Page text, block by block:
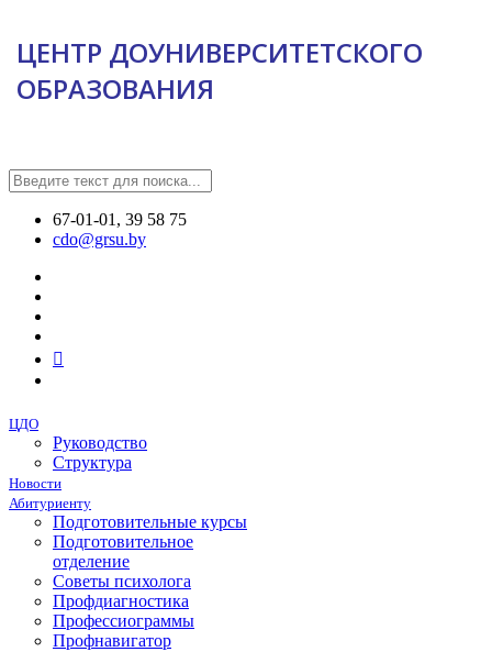
ЦЕНТР ДОУНИВЕРСИТЕТСКОГО
ОБРАЗОВАНИЯ
67-01-01, 39 58 75
cdo@grsu.by
ЦДО
Руководство
Структура
Новости
Абитуриенту
Подготовительные курсы
Подготовительное
отделение
Советы психолога
Профдиагностика
Профессиограммы
Профнавигатор